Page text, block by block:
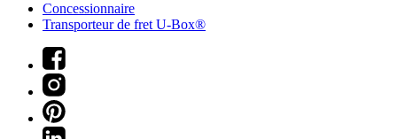
Concessionnaire
Transporteur de fret U-Box®